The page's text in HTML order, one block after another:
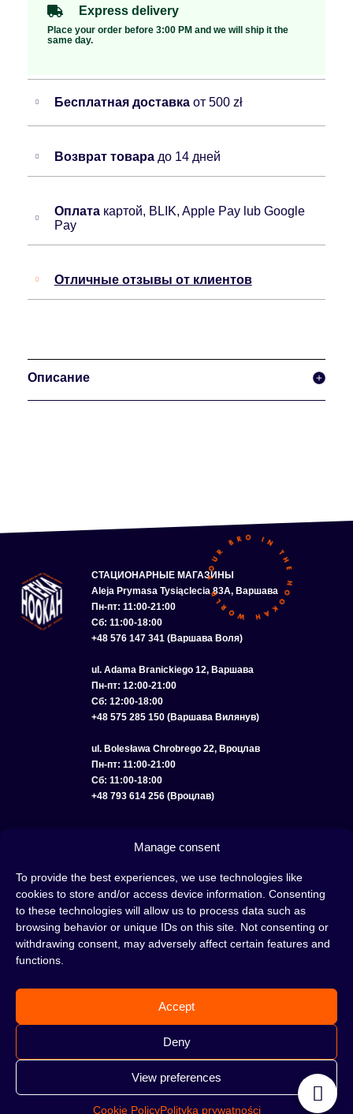
Manage consent
To provide the best experiences, we use technologies like
cookies to store and/or access device information. Consenting
to these technologies will allow us to process data such as
browsing behavior or unique IDs on this site. Not consenting or
withdrawing consent, may adversely affect certain features and
functions.
Accept
Deny
View preferences
Cookie PolicyPolityka prywatności
Express delivery
Place your order before 3:00 PM and we will ship it the
same day.
Бесплатная доставка от 500 zł
Возврат товара до 14 дней
Оплата картой, BLIK, Apple Pay lub Google
Pay
Отличные отзывы от клиентов
Описание
СТАЦИОНАРНЫЕ МАГАЗИНЫ
Aleja Prymasa Tysiąclecia 83A, Варшава
Пн-пт: 11:00-21:00
Сб: 11:00-18:00
+48 576 147 341 (Варшава Воля)
ul. Adama Branickiego 12, Варшава
Пн-пт: 12:00-21:00
Сб: 12:00-18:00
+48 575 285 150 (Варшава Вилянув)
ul. Bolesława Chrobrego 22, Вроцлав
Пн-пт: 11:00-21:00
Сб: 11:00-18:00
+48 793 614 256 (Вроцлав)
УСЛОВИЯ ИСПОЛЬЗОВАНИЯ ПОЛИТИКА COOKIE
Кальян — это отличная идея для вечера, проведенного с друзьями или в
одиночестве; это интересный ритуал, который покорил сердца многих людей.
Несмотря на то, знакомы тебе слова «кальян» или «кальянный табак» или
нет, это место идеально подходит для тебя!
е жди, а сразу отправляйся в наш
кальянный магазин и совершай покупки.